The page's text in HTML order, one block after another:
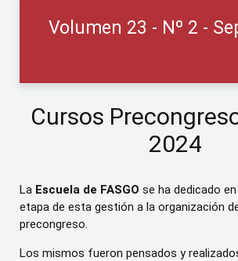
Volumen 23 - Nº 2 -
Cursos
2024
La Escuela de FASGO se ha dedicado
etapa de esta gestión a la organización
precongreso.
Los mismos fueron pensados y